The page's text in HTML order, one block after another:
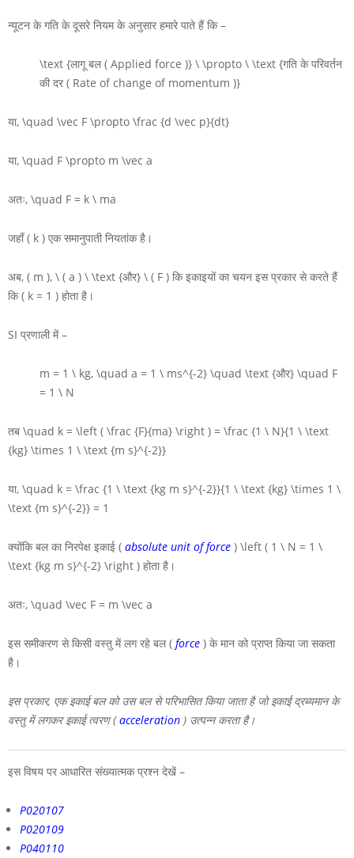
न्यूटन के गति के दूसरे नियम के अनुसार हमारे पाते हैं कि –
\text {लागू बल ( Applied force )} \ \propto \ \text {गति के परिवर्तन
की दर ( Rate of change of momentum )}
या, \quad \vec F \propto \frac {d \vec p}{dt}
या, \quad F \propto m \vec a
अतः, \quad F = k \ ma
जहाँ( k ) एक समानुपाती नियतांक है।
अब, ( m ), \ ( a ) \ \text {और} \ ( F ) कि इकाइयों का चयन इस प्रकार से करते हैं
कि( k = 1 ) होता है।
SI प्रणाली में –
m = 1 \ kg, \quad a = 1 \ ms^{-2} \quad \text {और} \quad F
= 1 \ N
तब \quad k = \left ( \frac {F}{ma} \right ) = \frac {1 \ N}{1 \ \text
{kg} \times 1 \ \text {m s}^{-2}}
या, \quad k = \frac {1 \ \text {kg m s}^{-2}}{1 \ \text {kg} \times 1 \
\text {m s}^{-2}} = 1
क्योंकि बल का निरपेक्ष इकाई ( absolute unit of force ) \left ( 1 \ N = 1 \
\text {kg m s}^{-2} \right ) होता है।
अतः, \quad \vec F = m \vec a
इस समीकरण से किसी वस्तु में लग रहे बल ( force ) के मान को प्राप्त किया जा सकता
है।
इस प्रकार, एक इकाई बल को उस बल से परिभासित किया जाता है जो इकाई द्रब्यमान के
वस्तु में लगकर इकाई त्वरण (acceleration ) उत्पन्न करता है।
इस विषय पर आधारित संख्यात्मक प्रश्न देखें –
P020107
P020109
P040110